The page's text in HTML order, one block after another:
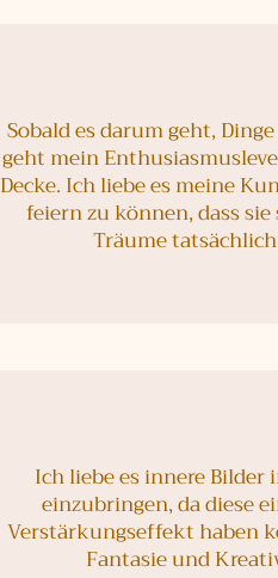
Sobald es darum geht,
geht mein
Decke. Ich liebe es meine
feiern zu können, dass
Träume
Ich liebe es innere
einzubringen, da diese
Verstärkungseffekt haben
Fantasie und